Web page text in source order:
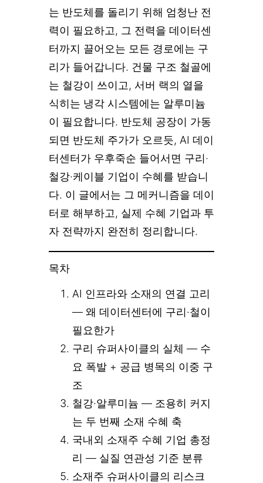
는 반도체를 돌리기 위해 엄청난 전
력이 필요하고, 그 전력을 데이터센
터까지 끌어오는 모든 경로에는 구
리가 들어갑니다. 건물 구조 철골에
는 철강이 쓰이고, 서버 랙의 열을
식히는 냉각 시스템에는 알루미늄
이 필요합니다. 반도체 공장이 가동
되면 반도체 주가가 오르듯, AI 데이
터센터가 우후죽순 들어서면 구리·
철강·케이블 기업이 수혜를 받습니
다. 이 글에서는 그 메커니즘을 데이
터로 해부하고, 실제 수혜 기업과 투
자 전략까지 완전히 정리합니다.
목차
AI 인프라와 소재의 연결 고리
— 왜 데이터센터에 구리·철이
필요한가
구리 슈퍼사이클의 실체 — 수
요 폭발 + 공급 병목의 이중 구
조
철강·알루미늄 — 조용히 커지
는 두 번째 소재 수혜 축
국내외 소재주 수혜 기업 총정
리 — 실질 연관성 기준 분류
소재주 슈퍼사이클의 리스크